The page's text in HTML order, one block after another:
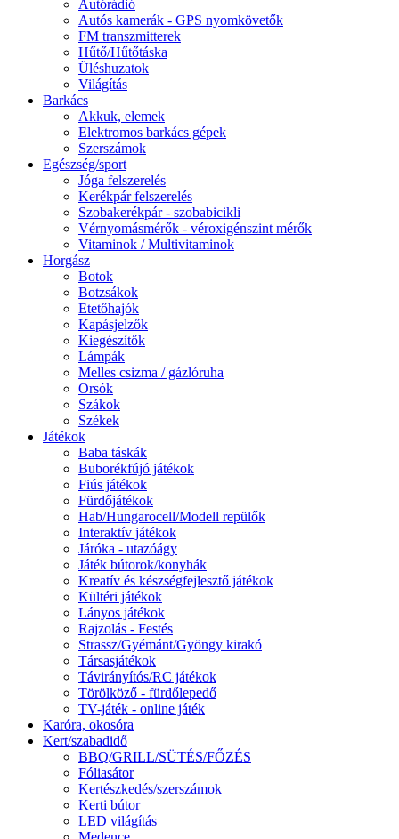
Autórádió
Autós kamerák - GPS nyomkövetők
FM transzmitterek
Hűtő/Hűtőtáska
Üléshuzatok
Világítás
Barkács
Akkuk, elemek
Elektromos barkács gépek
Szerszámok
Egészség/sport
Jóga felszerelés
Kerékpár felszerelés
Szobakerékpár - szobabicikli
Vérnyomásmérők - véroxigénszint mérők
Vitaminok / Multivitaminok
Horgász
Botok
Botzsákok
Etetőhajók
Kapásjelzők
Kiegészítők
Lámpák
Melles csizma / gázlóruha
Orsók
Szákok
Székek
Játékok
Baba táskák
Buborékfújó játékok
Fiús játékok
Fürdőjátékok
Hab/Hungarocell/Modell repülők
Interaktív játékok
Járóka - utazóágy
Játék bútorok/konyhák
Kreatív és készségfejlesztő játékok
Kültéri játékok
Lányos játékok
Rajzolás - Festés
Strassz/Gyémánt/Gyöngy kirakó
Társasjátékok
Távirányítós/RC játékok
Törölköző - fürdőlepedő
TV-játék - online játék
Karóra, okosóra
Kert/szabadidő
BBQ/GRILL/SÜTÉS/FŐZÉS
Fóliasátor
Kertészkedés/szerszámok
Kerti bútor
LED világítás